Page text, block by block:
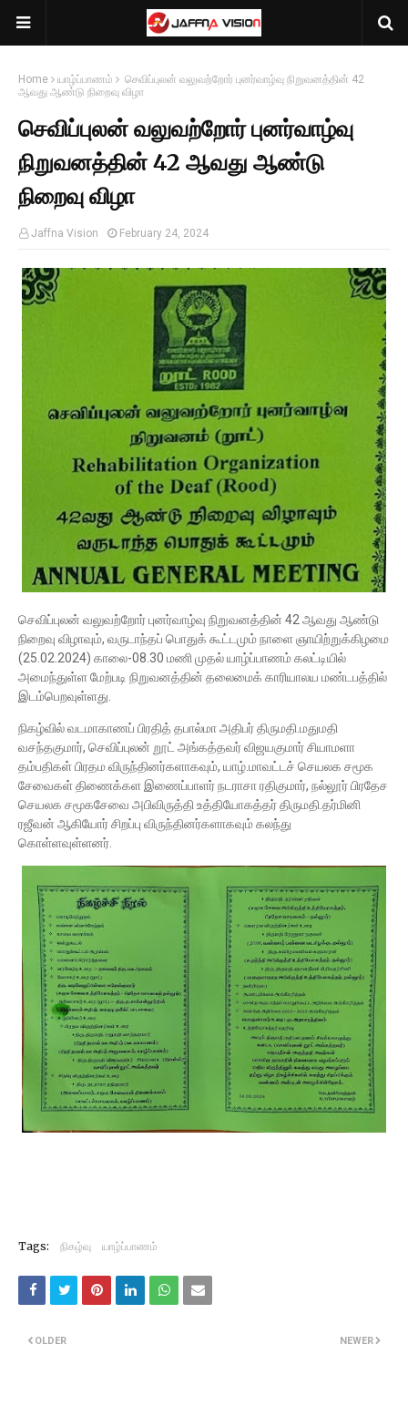
Home யாழ்ப்பாணம்
செவிப்புலன் வலுவற்றோர் புனர்வாழ்வு நிறுவனத்தின் 42
ஆவது ஆண்டு நிறைவு விழா
செவிப்புலன் வலுவற்றோர் புனர்வாழ்வு
நிறுவனத்தின் 42 ஆவது ஆண்டு
நிறைவு விழா
Jaffna Vision February 24, 2024
செவிப்புலன் வலுவற்றோர் புனர்வாழ்வு நிறுவனத்தின் 42 ஆவது ஆண்டு
நிறைவு விழாவும், வருடாந்தப் பொதுக் கூட்டமும் நாளை ஞாயிற்றுக்கிழமை
(25.02.2024) காலை-08.30 மணி முதல் யாழ்ப்பாணம் கலட்டியில்
அமைந்துள்ள மேற்படி நிறுவனத்தின் தலைமைக் காரியாலய மண்டபத்தில்
இடம்பெறவுள்ளது.
நிகழ்வில் வடமாகாணப் பிரதித் தபால்மா அதிபர் திருமதி.மதுமதி
வசந்தகுமார், செவிப்புலன் றூட் அங்கத்தவர் விஜயகுமார் சியாமளா
தம்பதிகள் பிரதம விருந்தினர்களாகவும், யாழ்.மாவட்டச் செயலக சமூக
சேவைகள் திணைக்கள இணைப்பாளர் நடராசா ரதிகுமார், நல்லூர் பிரதேச
செயலக சமூகசேவை அபிவிருத்தி உத்தியோகத்தர் திருமதி.தர்மினி
ரஜீவன் ஆகியோர் சிறப்பு விருந்தினர்களாகவும் கலந்து
கொள்ளவுள்ளனர்.
Tags: நிகழ்வு யாழ்ப்பாணம்
NEWER
OLDER